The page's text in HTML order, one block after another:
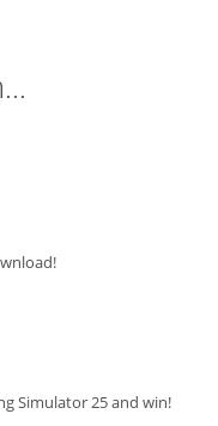
Simulator 25 and win!